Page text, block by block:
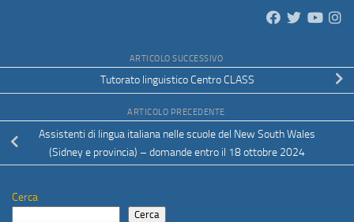
ARTICOLO SUCCESSIVO
Tutorato linguistico Centro CLASS
ARTICOLO PRECEDENTE
Assistenti di lingua italiana nelle scuole del New South Wales
(Sidney e provincia) – domande entro il 18 ottobre 2024
Cerca
Cerca